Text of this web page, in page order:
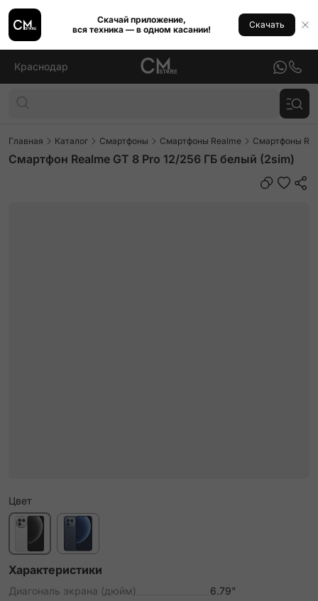
Скачай приложение,
вся техника — в одном касании!
Скачать
Краснодар
Главная Каталог Смартфоны Смартфоны Realme Смартфоны
Смартфон Realme GT 8 Pro 12/256 ГБ белый (2sim)
Цвет
Характеристики
Диагональ экрана (дюйм)
6.79"